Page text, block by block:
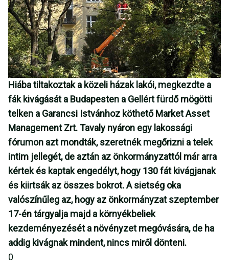
Hiába tiltakoztak a közeli házak lakói, megkezdte a
fák kivágását a Budapesten a Gellért fürdő mögötti
telken a Garancsi Istvánhoz köthető Market Asset
Management Zrt. Tavaly nyáron egy lakossági
fórumon azt mondták, szeretnék megőrizni a telek
intim jellegét, de aztán az önkormányzattól már arra
kértek és kaptak engedélyt, hogy 130 fát kivágjanak
és kiirtsák az összes bokrot. A sietség oka
valószínűleg az, hogy az önkormányzat szeptember
17-én tárgyalja majd a környékbeliek
kezdeményezését a növényzet megóvására, de ha
addig kivágnak mindent, nincs miről dönteni.
0